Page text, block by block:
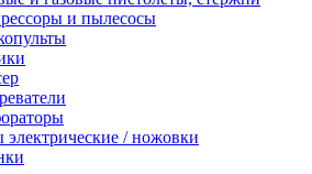
и пылесосы
/ ножовки